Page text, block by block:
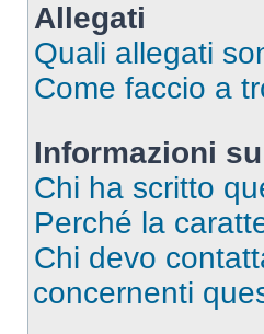
Allegati
Quali allegati
Come faccio a
Informazioni
Chi ha scritto
Perché la
Chi devo
concernenti